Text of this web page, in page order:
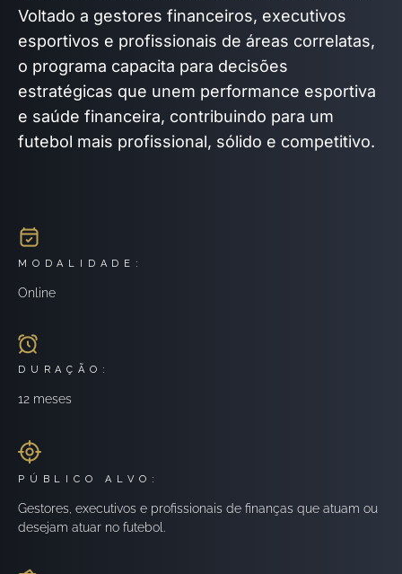
Voltado a gestores financeiros, executivos
esportivos e profissionais de áreas correlatas,
o programa capacita para decisões
estratégicas que unem performance esportiva
e saúde financeira, contribuindo para um
futebol mais profissional, sólido e competitivo.
MODALIDADE:
Online
DURAÇÃO:
12 meses
PÚBLICO ALVO:
Gestores, executivos e profissionais de finanças que atuam ou
desejam atuar no futebol.